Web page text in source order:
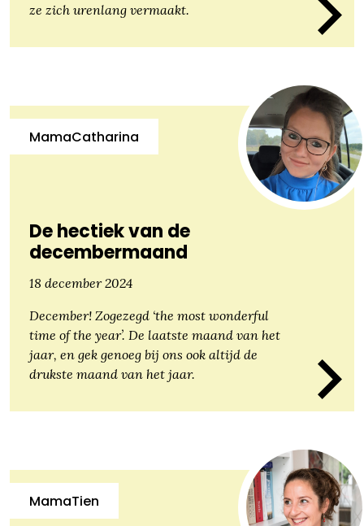
ze zich urenlang vermaakt.
De hectiek van de
decembermaand
MamaCatharina
18 december 2024
December! Zogezegd ‘the most wonderful
time of the year’. De laatste maand van het
jaar, en gek genoeg bij ons ook altijd de
drukste maand van het jaar.
MamaTien